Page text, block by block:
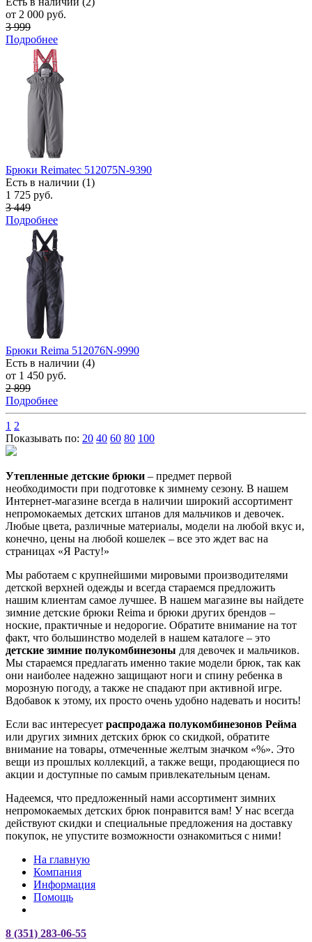
от 2 000 руб.
3 999
Подробнее
Брюки Reimatec 512075N-9390
Есть в наличии (1)
1 725 руб.
3 449
Подробнее
Брюки Reima 512076N-9990
Есть в наличии (4)
от 1 450 руб.
2 899
Подробнее
1 2
Показывать по: 20 40 60 80 100
Утепленные детские брюки – предмет первой
необходимости при подготовке к зимнему сезону. В нашем
Интернет-магазине всегда в наличии широкий ассортимент
непромокаемых детских штанов для мальчиков и девочек.
Любые цвета, различные материалы, модели на любой вкус и,
конечно, цены на любой кошелек – все это ждет вас на
страницах «Я Расту!»
Мы работаем с крупнейшими мировыми производителями
детской верхней одежды и всегда стараемся предложить
нашим клиентам самое лучшее. В нашем магазине вы найдете
зимние детские брюки Reima и брюки других брендов –
ноские, практичные и недорогие. Обратите внимание на тот
факт, что большинство моделей в нашем каталоге – это
детские зимние полукомбинезоны для девочек и мальчиков.
Мы стараемся предлагать именно такие модели брюк, так как
они наиболее надежно защищают ноги и спину ребенка в
морозную погоду, а также не спадают при активной игре.
Вдобавок к этому, их просто очень удобно надевать и носить!
Если вас интересует распродажа полукомбинезонов Рейма
или других зимних детских брюк со скидкой, обратите
внимание на товары, отмеченные желтым значком «%». Это
вещи из прошлых коллекций, а также вещи, продающиеся по
акции и доступные по самым привлекательным ценам.
Надеемся, что предложенный нами ассортимент зимних
непромокаемых детских брюк понравится вам! У нас всегда
действуют скидки и специальные предложения на доставку
покупок, не упустите возможности ознакомиться с ними!
На главную
Компания
Информация
Помощь
8 (351) 283-06-55